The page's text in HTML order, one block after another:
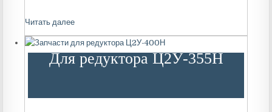
Читать далее
Для редуктора Ц2У-355Н